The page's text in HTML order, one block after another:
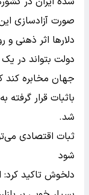
صورت آزادسازی
دلارها اثر ذهنی و
دولت بتواند در
جهان مخابره کند
باثبات قرار
شد.
ثبات اقتصادی
شود
دلخوش تاکید کرد: